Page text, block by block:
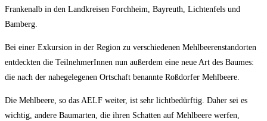
Fran­ken­alb in den Land­krei­sen Forch­heim, Bay­reuth, Lich­ten­fels und
Bamberg.
Bei einer Exkur­si­on in der Regi­on zu ver­schie­de­nen Mehl­bee­ren­stand­or­ten
ent­deck­ten die Teil­neh­me­rIn­nen nun außer­dem eine neue Art des Bau­mes:
die nach der nahe­ge­le­ge­nen Ort­schaft benann­te Roß­dor­fer Mehlbeere.
Die Mehl­bee­re, so das AELF wei­ter, ist sehr licht­be­dürf­tig. Daher sei es
wich­tig, ande­re Baum­ar­ten, die ihren Schat­ten auf Mehl­bee­re wer­fen,